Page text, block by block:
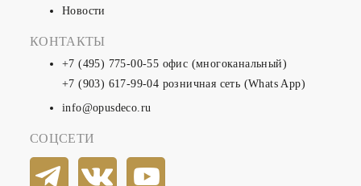
Новости
КОНТАКТЫ
+7 (495) 775-00-55 офис (многоканальный)
+7 (903) 617-99-04 розничная сеть (Whats App)
info@opusdeco.ru
СОЦСЕТИ